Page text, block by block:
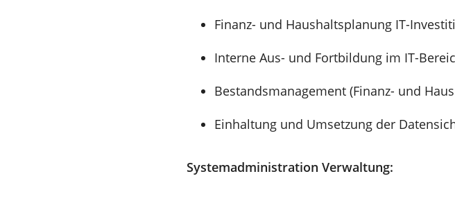
Finanz- und Haushaltsplanung IT-
Interne Aus- und Fortbildung im IT-
Bestandsmanagement (Finanz- und
Einhaltung und Umsetzung der
Systemadministration Verwaltung: